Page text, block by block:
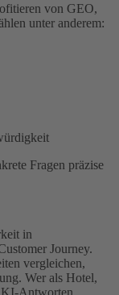
von GEO,
unter anderem:
Fragen präzise
in
Journey.
vergleichen,
Wer als Hotel,
KI-Antworten